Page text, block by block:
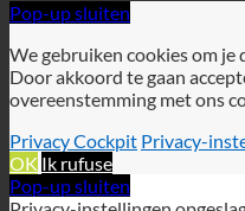
OKIk rufuse
Pop-up sluiten
Privacy-instellingen
Privacy-instellingen
Wanneer u een website
browser opslaan of ophalen,
Regel hier uw persoonlijke